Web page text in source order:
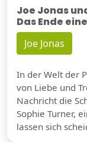
Joe Jonas
Das Ende
Joe Jonas
In der Welt der
von Liebe und
Nachricht die
Sophie Turner,
lassen sich